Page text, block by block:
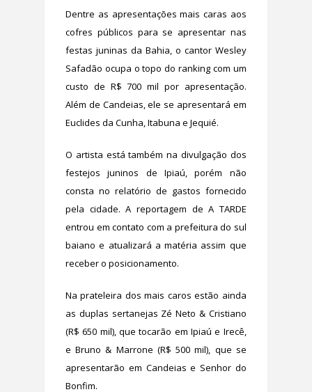
Dentre as apresentações mais caras aos
cofres públicos para se apresentar nas
festas juninas da Bahia, o cantor Wesley
Safadão ocupa o topo do ranking com um
custo de R$ 700 mil por apresentação.
Além de Candeias, ele se apresentará em
Euclides da Cunha, Itabuna e Jequié.
O artista está também na divulgação dos
festejos juninos de Ipiaú, porém não
consta no relatório de gastos fornecido
pela cidade. A reportagem de A TARDE
entrou em contato com a prefeitura do sul
baiano e atualizará a matéria assim que
receber o posicionamento.
Na prateleira dos mais caros estão ainda
as duplas sertanejas Zé Neto & Cristiano
(R$ 650 mil), que tocarão em Ipiaú e Irecê,
e Bruno & Marrone (R$ 500 mil), que se
apresentarão em Candeias e Senhor do
Bonfim.